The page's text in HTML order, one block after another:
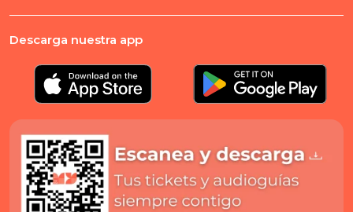
Descarga nuestra app